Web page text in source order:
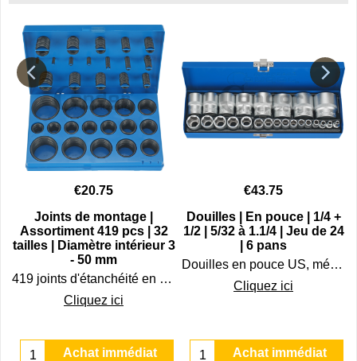
€20.75
Joints de montage |
Assortiment 419 pcs | 32
tailles | Diamètre intérieur 3
- 50 mm
419 joints d'étanchéité en caoutchouc.
Cliquez ici
Achat immédiat
€43.75
Douilles | En pouce | 1/4 +
1/2 | 5/32 à 1.1/4 | Jeu de 24
| 6 pans
Douilles en pouce US, mécaniques anglo-saxonnes et américaines du 5/32" au 1.1/4\" dans un coffret de 24 pcs
Cliquez ici
Achat immédiat